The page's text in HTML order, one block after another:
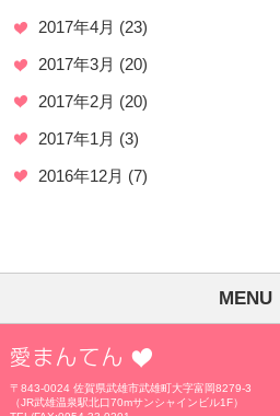
2017年4月 (23)
2017年3月 (20)
2017年2月 (20)
2017年1月 (3)
2016年12月 (7)
MENU
愛まんてん
〒843-0024 佐賀県武雄市武雄町大字富岡8279-3
（JR武雄温泉駅北口70mサンシャインビル1F）